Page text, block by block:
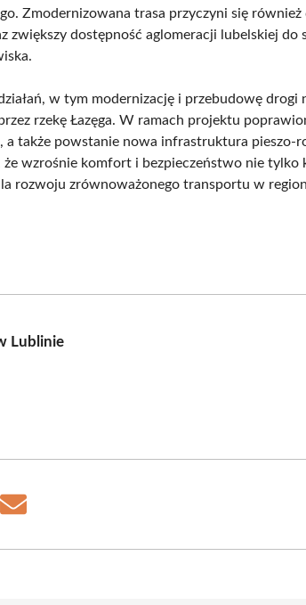
Zmodernizowana trasa przyczyni się
dostępność aglomeracji lubelskiej do
w tym modernizację i przebudowę drogi
rzekę Łazęga. W ramach projektu
a także powstanie nowa infrastruktura pieszo-
wzrośnie komfort i bezpieczeństwo nie tylko
rozwoju zrównoważonego transportu w
Lublinie
Share